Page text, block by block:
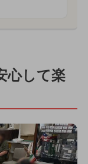
心して楽